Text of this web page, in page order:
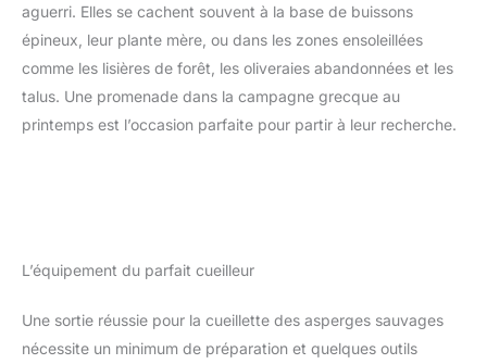
aguerri. Elles se cachent souvent à la base de buissons
épineux, leur plante mère, ou dans les zones ensoleillées
comme les lisières de forêt, les oliveraies abandonnées et les
talus. Une promenade dans la campagne grecque au
printemps est l’occasion parfaite pour partir à leur recherche.
L’équipement du parfait cueilleur
Une sortie réussie pour la cueillette des asperges sauvages
nécessite un minimum de préparation et quelques outils